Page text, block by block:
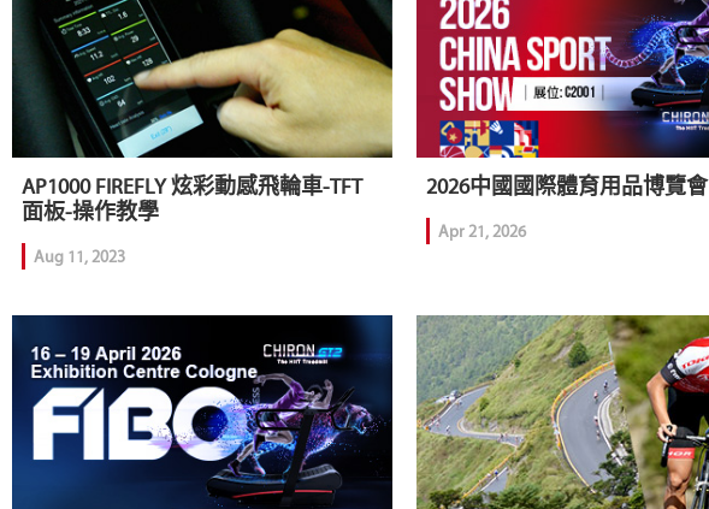
AP1000 FIREFLY 炫彩動感飛輪車-TFT
面板-操作教學
Aug 11, 2023
2026中國國際體育用品博覽會
Apr 21, 2026